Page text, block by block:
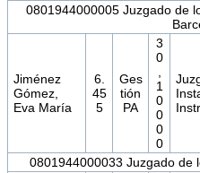
0801944000005 Juzgado de
Jiménez
Gómez,
Eva María
6.
45
5
Ges
tión
PA
3
0
,
1
0
0
0
0
0801944000033 Juzgado de